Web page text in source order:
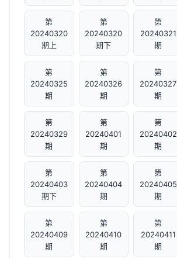
第
20240320
期上
第
20240320
期下
第
20240321
期
第
20240325
期
第
20240326
期
第
20240327
期
第
20240329
期
第
20240401
期
第
20240402
期
第
20240403
期下
第
20240404
期
第
20240405
期
第
20240409
期
第
20240410
期
第
20240411
期